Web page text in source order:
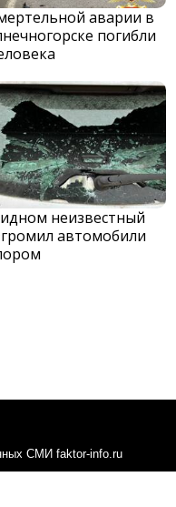
аварии в
погибли
неизвестный
автомобили
СМИ faktor-info.ru